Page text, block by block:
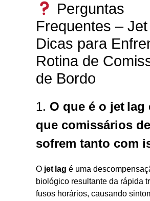
Perguntas
Frequentes – Jet
Dicas para
Rotina de
de Bordo
1. O que é o jet lag
que comissários
sofrem tanto com
O jet lag é uma
biológico resultante da rápida
fusos horários, causando